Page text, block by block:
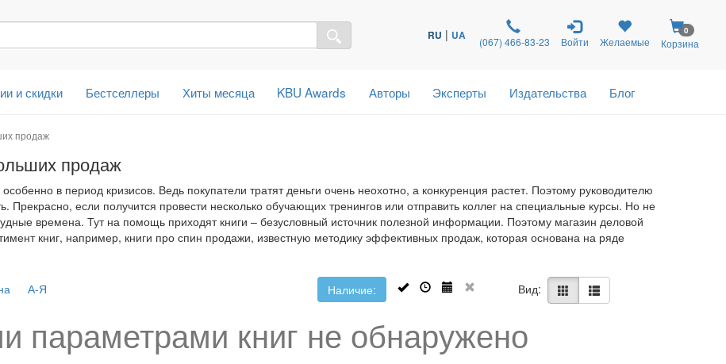
RU | UA (067) 466-83-23 Войти Желаемые
0
Корзина
и скидки Бестселлеры Хиты месяца KBU Awards Авторы Эксперты Издательства Блог
продаж
продаж
в период кризисов. Ведь покупатели тратят деньги очень неохотно, а конкуренция растет. Поэтому руководителю
Прекрасно, если получится провести несколько обучающих тренингов или отправить коллег на специальные курсы. Но не
времена. Тут на помощь приходят книги – безусловный источник полезной информации. Поэтому магазин деловой
книг, например, книги про спин продажи, известную методику эффективных продаж, которая основана на ряде
А-Я Наличие: Вид:
параметрами книг не обнаружено